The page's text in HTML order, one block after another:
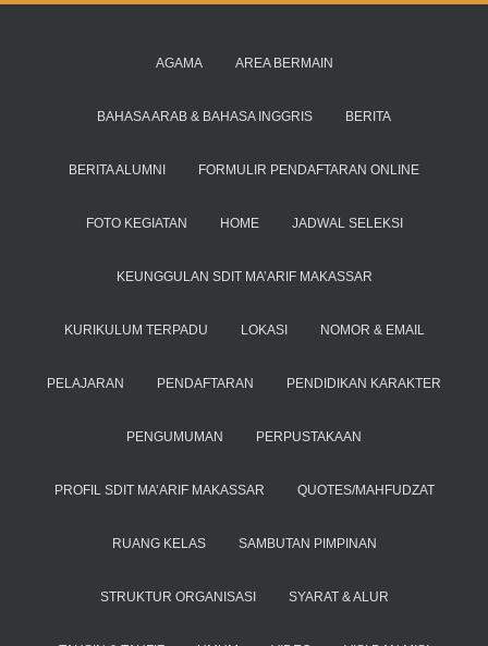
AGAMA AREA BERMAIN
BAHASA ARAB & BAHASA INGGRIS BERITA
BERITA ALUMNI FORMULIR PENDAFTARAN ONLINE
FOTO KEGIATAN HOME JADWAL SELEKSI
KEUNGGULAN SDIT MA’ARIF MAKASSAR
KURIKULUM TERPADU LOKASI NOMOR & EMAIL
PELAJARAN PENDAFTARAN PENDIDIKAN KARAKTER
PENGUMUMAN PERPUSTAKAAN
PROFIL SDIT MA’ARIF MAKASSAR QUOTES/MAHFUDZAT
RUANG KELAS SAMBUTAN PIMPINAN
STRUKTUR ORGANISASI SYARAT & ALUR